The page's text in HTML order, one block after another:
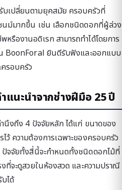
เปลี่ยนตามยุคสมัย ครอบครัวที่
ม์มากขึ้น เช่น เลือกชนิดดอกที่ผู้ล่วง
องานอดิเรก สามารถทำได้โดยการ
BoonForal ยินดีรับฟังและออกแบบ
รอบครัว
แนะนำจากช่างฝีมือ 25 ปี
นึงถึง 4 ปัจจัยหลัก ได้แก่ ขนาดของ
ความต้องการเฉพาะของครอบครัว
ปัจจัยทั้งสี่นี้จะกำหนดทั้งชนิดดอกไม้ที่
ที่จะดูสวยในห้องสวด และความปราณี
ได้